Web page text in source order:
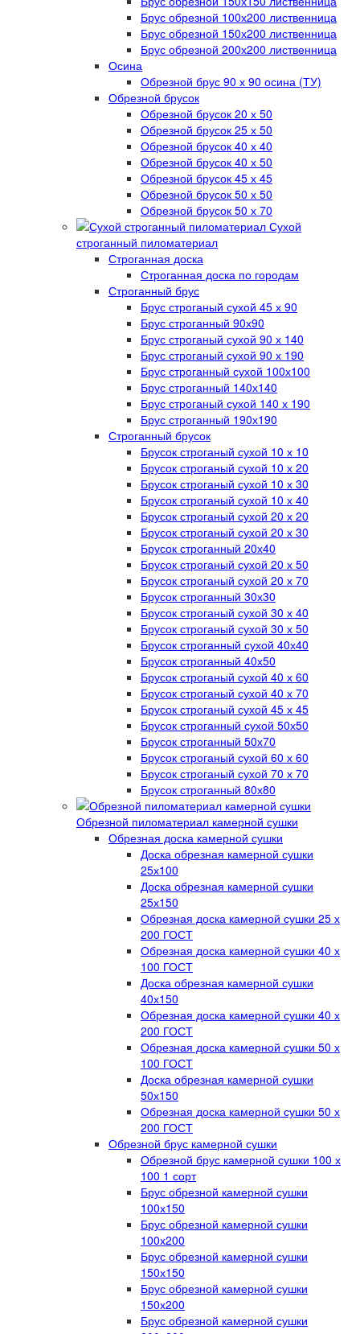
Брус обрезной 100х200 лиственница
Брус обрезной 150х200 лиственница
Брус обрезной 200х200 лиственница
Осина
Обрезной брус 90 х 90 осина (ТУ)
Обрезной брусок
Обрезной брусок 20 х 50
Обрезной брусок 25 х 50
Обрезной брусок 40 х 40
Обрезной брусок 40 х 50
Обрезной брусок 45 х 45
Обрезной брусок 50 х 50
Обрезной брусок 50 х 70
Сухой
строганный пиломатериал
Строганная доска
Строганная доска по городам
Строганный брус
Брус строганый сухой 45 х 90
Брус строганный 90х90
Брус строганый сухой 90 х 140
Брус строганый сухой 90 х 190
Брус строганный сухой 100х100
Брус строганный 140х140
Брус строганый сухой 140 х 190
Брус строганный 190х190
Строганный брусок
Брусок строганый сухой 10 х 10
Брусок строганый сухой 10 х 20
Брусок строганый сухой 10 х 30
Брусок строганый сухой 10 х 40
Брусок строганый сухой 20 х 20
Брусок строганый сухой 20 х 30
Брусок строганный 20х40
Брусок строганый сухой 20 х 50
Брусок строганый сухой 20 х 70
Брусок строганный 30х30
Брусок строганый сухой 30 х 40
Брусок строганый сухой 30 х 50
Брусок строганный сухой 40х40
Брусок строганный 40х50
Брусок строганый сухой 40 х 60
Брусок строганый сухой 40 х 70
Брусок строганый сухой 45 х 45
Брусок строганный сухой 50х50
Брусок строганный 50х70
Брусок строганый сухой 60 х 60
Брусок строганый сухой 70 х 70
Брусок строганный 80х80
Обрезной пиломатериал камерной сушки
Обрезная доска камерной сушки
Доска обрезная камерной сушки
25х100
Доска обрезная камерной сушки
25х150
Обрезная доска камерной сушки 25 х
200 ГОСТ
Обрезная доска камерной сушки 40 х
100 ГОСТ
Доска обрезная камерной сушки
40х150
Обрезная доска камерной сушки 40 х
200 ГОСТ
Обрезная доска камерной сушки 50 х
100 ГОСТ
Доска обрезная камерной сушки
50х150
Обрезная доска камерной сушки 50 х
200 ГОСТ
Обрезной брус камерной сушки
Обрезной брус камерной сушки 100 х
100 1 сорт
Брус обрезной камерной сушки
100х150
Брус обрезной камерной сушки
100х200
Брус обрезной камерной сушки
150х150
Брус обрезной камерной сушки
150х200
Брус обрезной камерной сушки